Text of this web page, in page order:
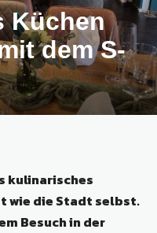
Küchen
dem S-
kulinarisches
wie die Stadt selbst.
Besuch in der